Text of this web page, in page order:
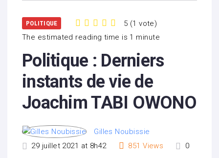
POLITIQUE 5 (1 vote)
The estimated reading time is 1 minute
Politique : Derniers
instants de vie de
Joachim TABI OWONO
Gilles Noubissie
29 juillet 2021 at 8h42
851 Views 0